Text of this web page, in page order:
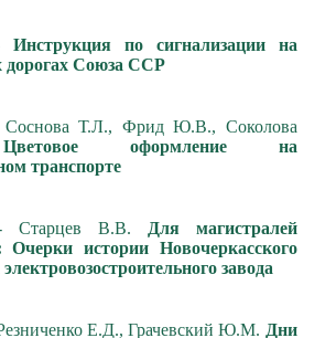
Инструкция по сигнализации на
дорогах Союза ССР
Соснова Т.Л., Фрид Ю.В., Соколова
Цветовое оформление на
транспорте
Старцев В.В.
Для магистралей
истории Новочеркасского
завода
Е.Д., Грачевский Ю.М. Дни